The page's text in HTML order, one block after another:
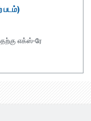
படம்)
எக்ஸ்-ரே